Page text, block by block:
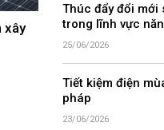
xây
Thúc đẩy đổi mới
trong lĩnh vực
25/06/2026
Tiết kiệm điện
pháp
23/06/2026